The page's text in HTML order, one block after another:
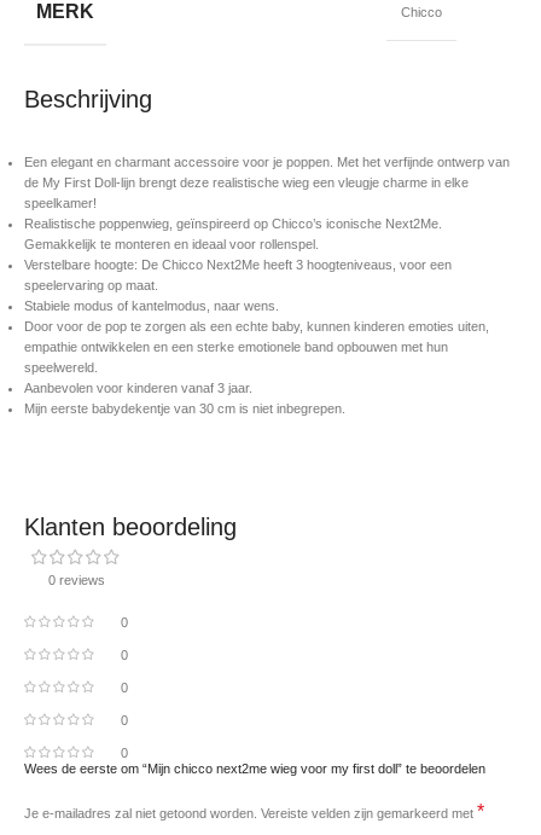
MERK Chicco
Beschrijving
Een elegant en charmant accessoire voor je poppen. Met het verfijnde ontwerp van
de My First Doll-lijn brengt deze realistische wieg een vleugje charme in elke
speelkamer!
Realistische poppenwieg, geïnspireerd op Chicco’s iconische Next2Me.
Gemakkelijk te monteren en ideaal voor rollenspel.
Verstelbare hoogte: De Chicco Next2Me heeft 3 hoogteniveaus, voor een
speelervaring op maat.
Stabiele modus of kantelmodus, naar wens.
Door voor de pop te zorgen als een echte baby, kunnen kinderen emoties uiten,
empathie ontwikkelen en een sterke emotionele band opbouwen met hun
speelwereld.
Aanbevolen voor kinderen vanaf 3 jaar.
Mijn eerste babydekentje van 30 cm is niet inbegrepen.
Klanten beoordeling
0 reviews
0
0
0
0
0
Wees de eerste om “Mijn chicco next2me wieg voor my first doll” te beoordelen
Je e-mailadres zal niet getoond worden. Vereiste velden zijn gemarkeerd met *